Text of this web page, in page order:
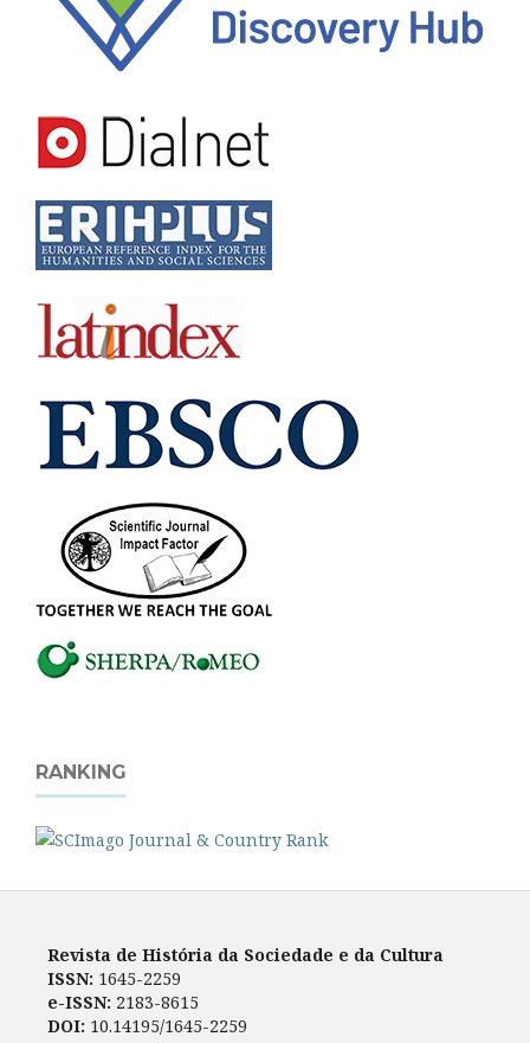
RANKING
Revista de História da Sociedade e da Cultura
ISSN: 1645-2259
e-ISSN: 2183-8615
DOI: 10.14195/1645-2259